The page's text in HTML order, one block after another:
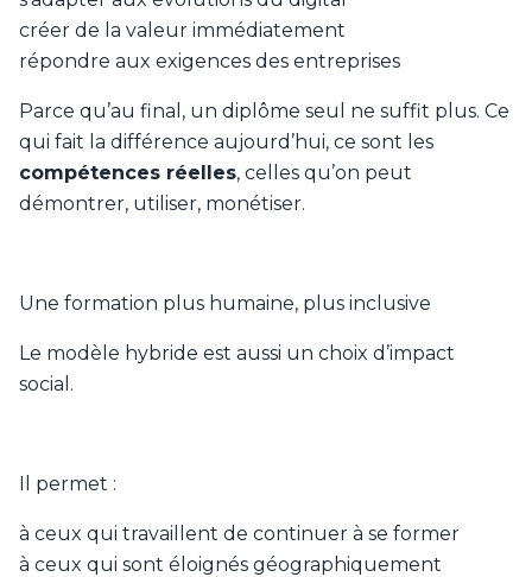
créer de la valeur immédiatement
répondre aux exigences des entreprises
Parce qu’au final, un diplôme seul ne suffit plus. Ce
qui fait la différence aujourd’hui, ce sont les
compétences réelles, celles qu’on peut
démontrer, utiliser, monétiser.
Une formation plus humaine, plus inclusive
Le modèle hybride est aussi un choix d’impact
social.
Il permet :
à ceux qui travaillent de continuer à se former
à ceux qui sont éloignés géographiquement